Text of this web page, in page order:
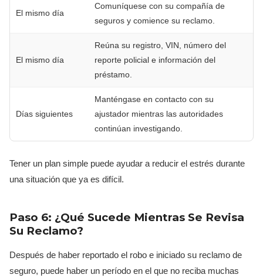
El mismo día
Comuníquese con su compañía de
seguros y comience su reclamo.
El mismo día
Reúna su registro, VIN, número del
reporte policial e información del
préstamo.
Días siguientes
Manténgase en contacto con su
ajustador mientras las autoridades
continúan investigando.
Tener un plan simple puede ayudar a reducir el estrés durante
una situación que ya es difícil.
Paso 6: ¿Qué Sucede Mientras Se Revisa
Su Reclamo?
Después de haber reportado el robo e iniciado su reclamo de
seguro, puede haber un período en el que no reciba muchas